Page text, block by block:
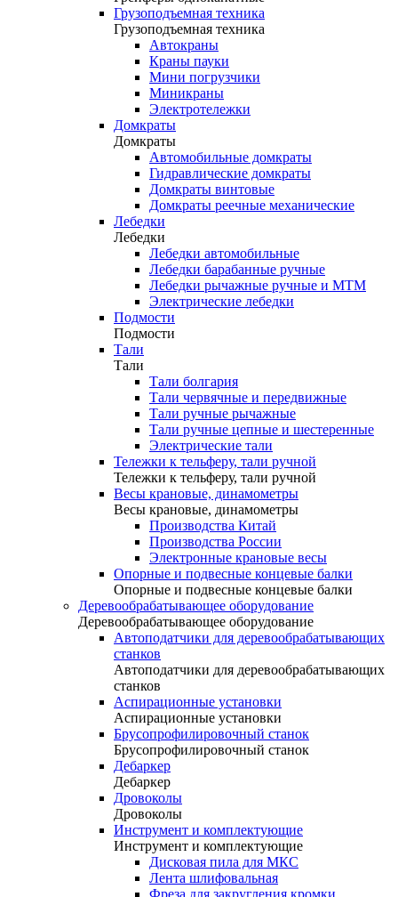
Грузоподъемная техника
Грузоподъемная техника
Автокраны
Краны пауки
Мини погрузчики
Миникраны
Электротележки
Домкраты
Домкраты
Автомобильные домкраты
Гидравлические домкраты
Домкраты винтовые
Домкраты реечные механические
Лебедки
Лебедки
Лебедки автомобильные
Лебедки барабанные ручные
Лебедки рычажные ручные и МТМ
Электрические лебедки
Подмости
Подмости
Тали
Тали
Тали болгария
Тали червячные и передвижные
Тали ручные рычажные
Тали ручные цепные и шестеренные
Электрические тали
Тележки к тельферу, тали ручной
Тележки к тельферу, тали ручной
Весы крановые, динамометры
Весы крановые, динамометры
Производства Китай
Производства России
Электронные крановые весы
Опорные и подвесные концевые балки
Опорные и подвесные концевые балки
Деревообрабатывающее оборудование
Деревообрабатывающее оборудование
Автоподатчики для деревообрабатывающих
станков
Автоподатчики для деревообрабатывающих
станков
Аспирационные установки
Аспирационные установки
Брусопрофилировочный станок
Брусопрофилировочный станок
Дебаркер
Дебаркер
Дровоколы
Дровоколы
Инструмент и комплектующие
Инструмент и комплектующие
Дисковая пила для МКС
Лента шлифовальная
Фреза для закругления кромки